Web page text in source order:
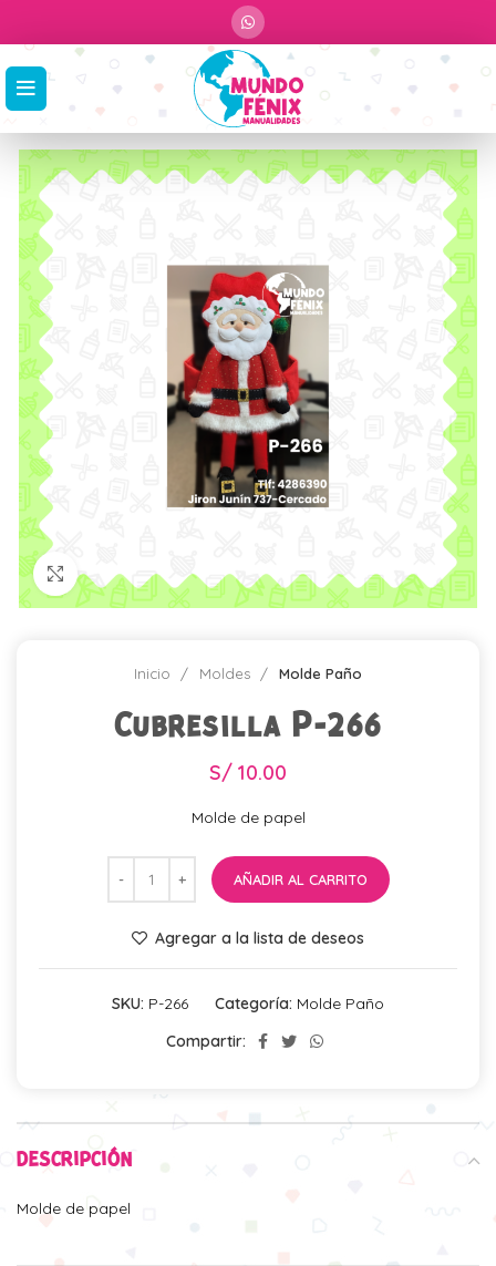
Click para agrandar
Inicio Moldes Molde Paño
Cubresilla P-266
S/ 10.00
Molde de papel
AÑADIR AL CARRITO
Agregar a la lista de deseos
SKU: P-266 Categoría: Molde Paño
Compartir:
DESCRIPCIÓN
Molde de papel